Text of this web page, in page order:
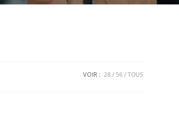
VOIR : 28 56 TOUS